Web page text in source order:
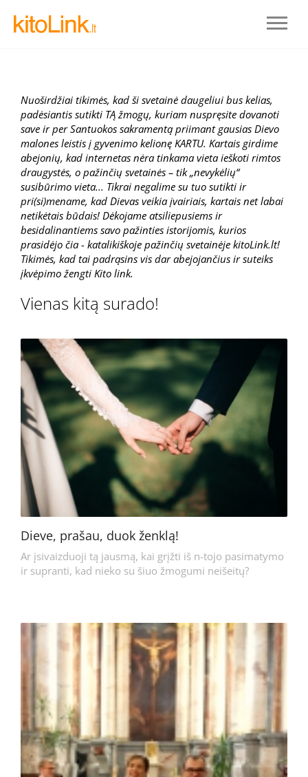
Prisijungti
REGISTRUOTIS
Nuoširdžiai tikimės, kad ši svetainė daugeliui bus kelias,
padėsiantis sutikti TĄ žmogų, kuriam nuspręsite dovanoti
save ir per Santuokos sakramentą priimant gausias Dievo
malones leistis į gyvenimo kelionę KARTU. Kartais girdime
abejonių, kad internetas nėra tinkama vieta ieškoti rimtos
draugystės, o pažinčių svetainės – tik „nevykėlių“
susibūrimo vieta... Tikrai negalime su tuo sutikti ir
pri(si)mename, kad Dievas veikia įvairiais, kartais net labai
netikėtais būdais! Dėkojame atsiliepusiems ir
besidalinantiems savo pažinties istorijomis, kurios
prasidėjo čia - katalikiškoje pažinčių svetainėje kitoLink.lt!
Tikimės, kad tai padrąsins vis dar abejojančius ir suteiks
įkvėpimo žengti Kito link.
Vienas kitą surado!
Dieve, prašau, duok ženklą!
Ar įsivaizduoji tą jausmą, kai grįžti iš n-tojo pasimatymo
ir supranti, kad nieko su šiuo žmogumi neišeitų?